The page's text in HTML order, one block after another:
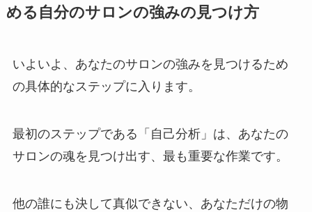
める自分のサロンの強みの見つけ方
いよいよ、あなたのサロンの強みを見つけるため
の具体的なステップに入ります。
最初のステップである「自己分析」は、あなたの
サロンの魂を見つけ出す、最も重要な作業です。
他の誰にも決して真似できない、あなただけの物